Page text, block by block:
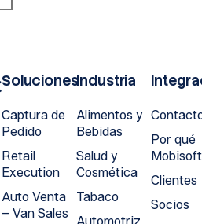
Soluciones
Captura de
Pedido
Retail
Execution
Auto Venta
– Van Sales
Industria
Alimentos y
Bebidas
Salud y
Cosmética
Tabaco
Por qué
Mobisoft
Clientes
Socios